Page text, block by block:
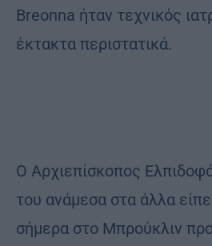
Breonna ήταν τεχνικός
έκτακτα περιστατικά.
Ο Αρχιεπίσκοπος
του ανάμεσα στα άλλα
σήμερα στο Μπρούκλιν